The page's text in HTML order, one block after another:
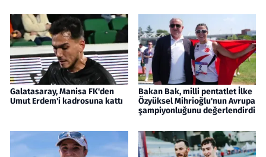
Galatasaray, Manisa FK'den
Umut Erdem'i kadrosuna kattı
Bakan Bak, milli pentatlet İlke
Özyüksel Mihrioğlu'nun Avrupa
şampiyonluğunu değerlendirdi